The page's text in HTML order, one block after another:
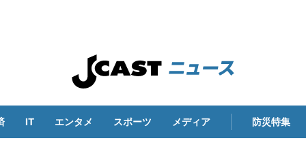
IT エンタメ スポーツ メディア 防災特集